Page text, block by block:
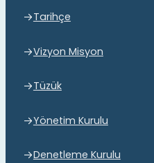
Tarihçe
Vizyon Misyon
Tüzük
Yönetim Kurulu
Denetleme Kurulu